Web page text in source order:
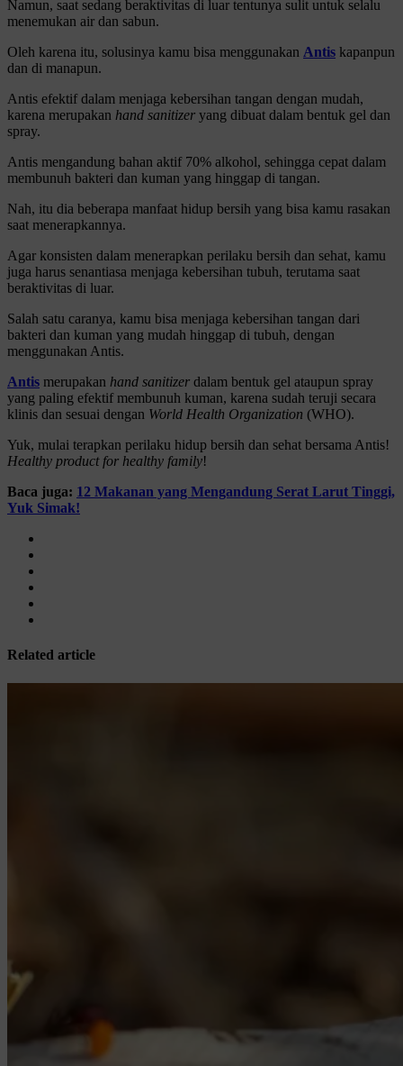
Namun, saat sedang beraktivitas di luar tentunya sulit untuk selalu
menemukan air dan sabun.
Oleh karena itu, solusinya kamu bisa menggunakan Antis kapanpun
dan di manapun.
Antis efektif dalam menjaga kebersihan tangan dengan mudah,
karena merupakan hand sanitizer yang dibuat dalam bentuk gel dan
spray.
Antis mengandung bahan aktif 70% alkohol, sehingga cepat dalam
membunuh bakteri dan kuman yang hinggap di tangan.
Nah, itu dia beberapa manfaat hidup bersih yang bisa kamu rasakan
saat menerapkannya.
Agar konsisten dalam menerapkan perilaku bersih dan sehat, kamu
juga harus senantiasa menjaga kebersihan tubuh, terutama saat
beraktivitas di luar.
Salah satu caranya, kamu bisa menjaga kebersihan tangan dari
bakteri dan kuman yang mudah hinggap di tubuh, dengan
menggunakan Antis.
Antis merupakan hand sanitizer dalam bentuk gel ataupun spray
yang paling efektif membunuh kuman, karena sudah teruji secara
klinis dan sesuai dengan World Health Organization (WHO).
Yuk, mulai terapkan perilaku hidup bersih dan sehat bersama Antis!
Healthy product for healthy family!
Baca juga: 12 Makanan yang Mengandung Serat Larut Tinggi,
Yuk Simak!
Related article